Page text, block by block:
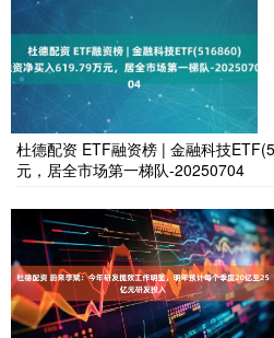
杜德配资 ETF融资榜 | 金融科技
元，居全市场第一梯队-20250704